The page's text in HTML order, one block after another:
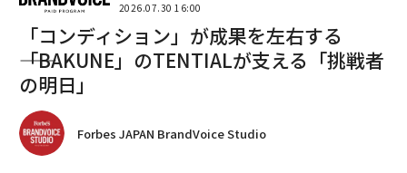
2026.07.30 16:00
「コンディション」が成果を左右する
――「BAKUNE」のTENTIALが支える「挑戦者
の明日」
Forbes JAPAN BrandVoice Studio